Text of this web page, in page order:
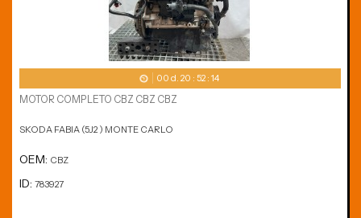
00 d. 20 :52 :14
MOTOR COMPLETO CBZ CBZ CBZ
SKODA FABIA (5J2 ) MONTE CARLO
OEM: CBZ
ID: 783927